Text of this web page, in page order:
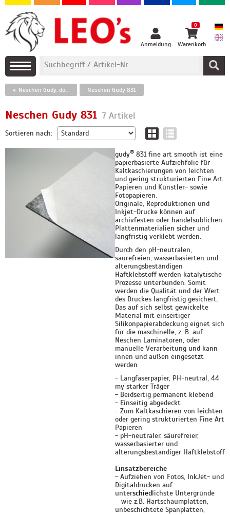
Anmeldung
0
Warenkorb
Neschen Gudy, doppelseitige Neschen - Folien Neschen Gudy 831
Neschen Gudy 831 7 Artikel
Sortieren nach:
gudy® 831 fine art smooth ist eine
papierbasierte Aufziehfolie für
Kaltkaschierungen von leichten
und gering strukturierten Fine Art
Papieren und Künstler- sowie
Fotopapieren.
Originale, Reproduktionen und
Inkjet-Drucke können auf
archivfesten oder handelsüblichen
Plattenmaterialien sicher und
langfristig verklebt werden.
Durch den pH-neutralen,
säurefreien, wasserbasierten und
alterungsbeständigen
Haftklebstoff werden katalytische
Prozesse unterbunden. Somit
werden die Qualität und der Wert
des Druckes langfristig gesichert.
Das auf sich selbst gewickelte
Material mit einseitiger
Silikonpapierabdeckung eignet sich
für die maschinelle, z. B. auf
Neschen Laminatoren, oder
manuelle Verarbeitung und kann
innen und außen eingesetzt
werden
- Langfaserpapier, PH-neutral, 44
my starker Träger
- Beidseitig permanent klebend
- Einseitig abgedeckt
- Zum Kaltkaschieren von leichten
oder gering strukturierten Fine Art
Papieren
- pH-neutraler, säurefreier,
wasserbasierter und
alterungsbeständiger Haftklebstoff
Einsatzbereiche
- Aufziehen von Fotos, InkJet- und
Digitaldrucken auf
unterschiedlichste Untergründe
wie z.B. Hartschaumplatten,
unbeschichtete Spanplatten,